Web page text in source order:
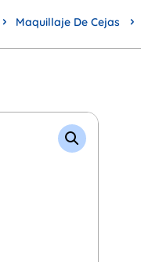
Maquillaje De Cejas